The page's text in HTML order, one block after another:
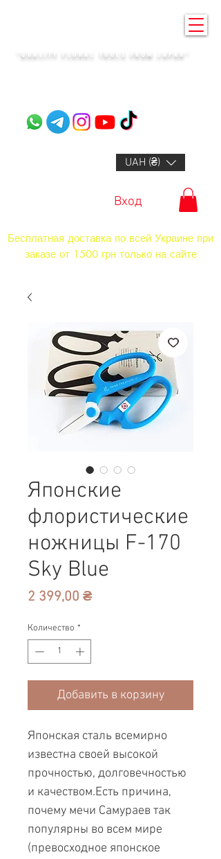
"QUALITY FLORAL TOOLS FROM JAPAN"​
UAH (₴)
Вход
Бесплатная доставка по всей Украине при
заказе от 1500 грн только на сайте
Японские
флористические
ножницы F-170
Sky Blue
2 399,00 ₴Цена
Количество *
Добавить в корзину
Японская сталь всемирно
известна своей высокой
прочностью, долговечностью
и качеством.Есть причина,
почему мечи Самураев так
популярны во всем мире
(превосходное японское